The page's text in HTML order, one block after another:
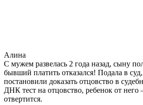
Алина
С мужем развелась 2 года назад, сыну
бывший платить отказался! Подала в
постановили доказать отцовство в
ДНК тест на отцовство, ребенок от него
отвертится.